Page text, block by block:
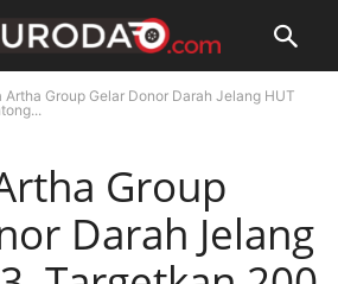
Artha Group Gelar Donor Darah Jelang HUT
Group
Darah Jelang